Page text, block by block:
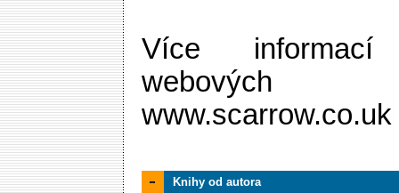
Více
webových
www.scarrow.co.uk
Knihy od autora